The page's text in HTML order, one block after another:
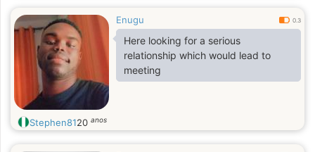
Enugu 0.3
Here looking for a serious
relationship which would lead to
meeting
Stephen8120 anos